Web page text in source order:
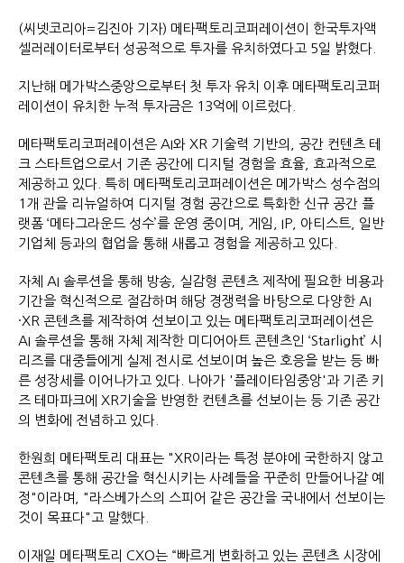
(씨넷코리아=김진아 기자) 메타팩토리코퍼레이션이 한국투자액
셀러레이터로부터 성공적으로 투자를 유치하였다고 5일 밝혔다.
지난해 메가박스중앙으로부터 첫 투자 유치 이후 메타팩토리코퍼
레이션이 유치한 누적 투자금은 13억에 이르렀다.
메타팩토리코퍼레이션은 AI와 XR 기술력 기반의, 공간 컨텐츠 테
크 스타트업으로서 기존 공간에 디지털 경험을 효율, 효과적으로
제공하고 있다. 특히 메타팩토리코퍼레이션은 메가박스 성수점의
1개 관을 리뉴얼하여 디지털 경험 공간으로 특화한 신규 공간 플
랫폼 ‘메타그라운드 성수’를 운영 중이며, 게임, IP, 아티스트, 일반
기업체 등과의 협업을 통해 새롭고 경험을 제공하고 있다.
자체 AI 솔루션을 통해 방송, 실감형 콘텐츠 제작에 필요한 비용과
기간을 혁신적으로 절감하며 해당 경쟁력을 바탕으로 다양한 AI
·XR 콘텐츠를 제작하여 선보이고 있는 메타팩토리코퍼레이션은
AI 솔루션을 통해 자체 제작한 미디어아트 콘텐츠인 ‘Starlight’ 시
리즈를 대중들에게 실제 전시로 선보이며 높은 호응을 받는 등 빠
른 성장세를 이어나가고 있다. 나아가 '플레이타임중앙'과 기존 키
즈 테마파크에 XR기술을 반영한 컨텐츠를 선보이는 등 기존 공간
의 변화에 전념하고 있다.
한원희 메타팩토리 대표는 "XR이라는 특정 분야에 국한하지 않고
콘텐츠를 통해 공간을 혁신시키는 사례들을 꾸준히 만들어나갈 예
정"이라며, "라스베가스의 스피어 같은 공간을 국내에서 선보이는
것이 목표다"고 말했다.
이재일 메타팩토리 CXO는 “빠르게 변화하고 있는 콘텐츠 시장에